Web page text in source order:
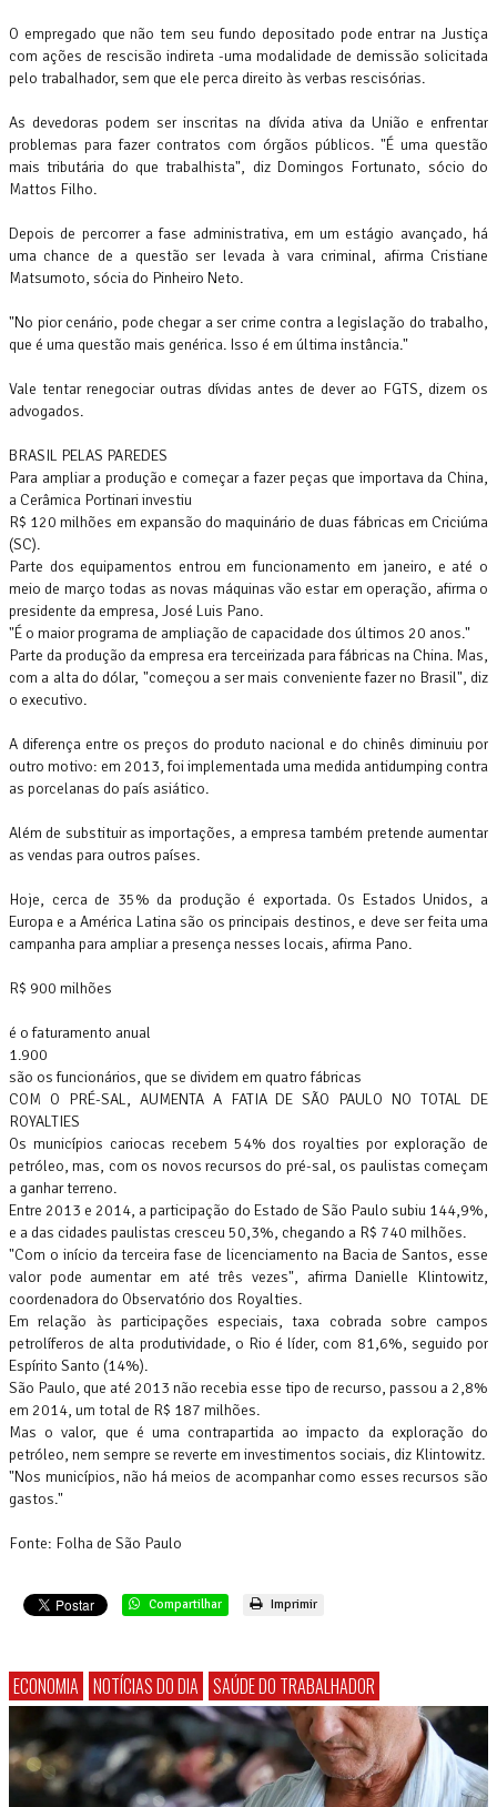
O empregado que não tem seu fundo depositado pode entrar na Justiça
com ações de rescisão indireta -uma modalidade de demissão solicitada
pelo trabalhador, sem que ele perca direito às verbas rescisórias.
As devedoras podem ser inscritas na dívida ativa da União e enfrentar
problemas para fazer contratos com órgãos públicos. "É uma questão
mais tributária do que trabalhista", diz Domingos Fortunato, sócio do
Mattos Filho.
Depois de percorrer a fase administrativa, em um estágio avançado, há
uma chance de a questão ser levada à vara criminal, afirma Cristiane
Matsumoto, sócia do Pinheiro Neto.
"No pior cenário, pode chegar a ser crime contra a legislação do trabalho,
que é uma questão mais genérica. Isso é em última instância."
Vale tentar renegociar outras dívidas antes de dever ao FGTS, dizem os
advogados.
BRASIL PELAS PAREDES
Para ampliar a produção e começar a fazer peças que importava da China,
a Cerâmica Portinari investiu
R$ 120 milhões em expansão do maquinário de duas fábricas em Criciúma
(SC).
Parte dos equipamentos entrou em funcionamento em janeiro, e até o
meio de março todas as novas máquinas vão estar em operação, afirma o
presidente da empresa, José Luis Pano.
"É o maior programa de ampliação de capacidade dos últimos 20 anos."
Parte da produção da empresa era terceirizada para fábricas na China. Mas,
com a alta do dólar, "começou a ser mais conveniente fazer no Brasil", diz
o executivo.
A diferença entre os preços do produto nacional e do chinês diminuiu por
outro motivo: em 2013, foi implementada uma medida antidumping contra
as porcelanas do país asiático.
Além de substituir as importações, a empresa também pretende aumentar
as vendas para outros países.
Hoje, cerca de 35% da produção é exportada. Os Estados Unidos, a
Europa e a América Latina são os principais destinos, e deve ser feita uma
campanha para ampliar a presença nesses locais, afirma Pano.
R$ 900 milhões
é o faturamento anual
1.900
são os funcionários, que se dividem em quatro fábricas
COM O PRÉ-SAL, AUMENTA A FATIA DE SÃO PAULO NO TOTAL DE
ROYALTIES
Os municípios cariocas recebem 54% dos royalties por exploração de
petróleo, mas, com os novos recursos do pré-sal, os paulistas começam
a ganhar terreno.
Entre 2013 e 2014, a participação do Estado de São Paulo subiu 144,9%,
e a das cidades paulistas cresceu 50,3%, chegando a R$ 740 milhões.
"Com o início da terceira fase de licenciamento na Bacia de Santos, esse
valor pode aumentar em até três vezes", afirma Danielle Klintowitz,
coordenadora do Observatório dos Royalties.
Em relação às participações especiais, taxa cobrada sobre campos
petrolíferos de alta produtividade, o Rio é líder, com 81,6%, seguido por
Espírito Santo (14%).
São Paulo, que até 2013 não recebia esse tipo de recurso, passou a 2,8%
em 2014, um total de R$ 187 milhões.
Mas o valor, que é uma contrapartida ao impacto da exploração do
petróleo, nem sempre se reverte em investimentos sociais, diz Klintowitz.
"Nos municípios, não há meios de acompanhar como esses recursos são
gastos."
Fonte: Folha de São Paulo
Compartilhar Imprimir
ECONOMIA NOTÍCIAS DO DIA SAÚDE DO TRABALHADOR